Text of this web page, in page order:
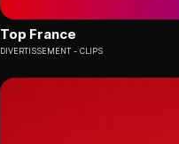
Top France
DIVERTISSEMENT CLIPS